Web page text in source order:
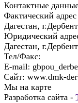
Контактные
Фактический
Дагестан,
Юридический
Дагестан,
Тел/Факс:
E-mail:
Сайт: www.dmk-
Мы на карте
Разработка сайта -